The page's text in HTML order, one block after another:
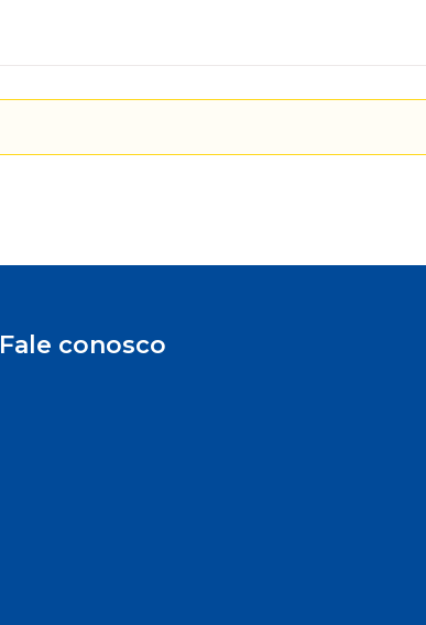
Fale conosco